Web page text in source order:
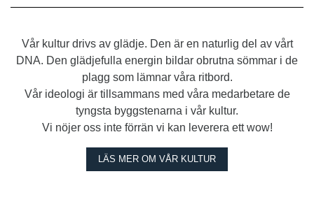
Vår kultur drivs av glädje. Den är en naturlig del av vårt
DNA. Den glädjefulla energin bildar obrutna sömmar i de
plagg som lämnar våra ritbord.
Vår ideologi är tillsammans med våra medarbetare de
tyngsta byggstenarna i vår kultur.
Vi nöjer oss inte förrän vi kan leverera ett wow!
LÄS MER OM VÅR KULTUR